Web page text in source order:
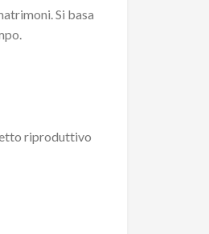
Si basa
riproduttivo